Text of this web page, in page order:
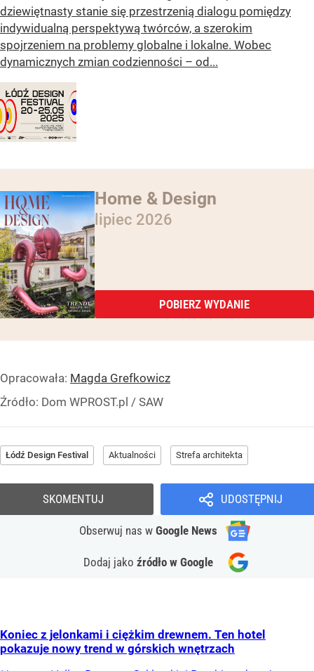
dziewiętnasty stanie się przestrzenią dialogu pomiędzy
indywidualną perspektywą twórców, a szerokim
spojrzeniem na problemy globalne i lokalne. Wobec
dynamicznych zmian codzienności – od...
Home & Design
lipiec 2026
POBIERZ WYDANIE
Opracowała: Magda Grefkowicz
Źródło: Dom WPROST.pl / SAW
Łódź Design Festival Aktualności Strefa architekta
UDOSTĘPNIJ
Obserwuj nas w Google News
Dodaj jako źródło w Google
SKOMENTUJ
Koniec z jelonkami i ciężkim drewnem. Ten hotel
pokazuje nowy trend w górskich wnętrzach